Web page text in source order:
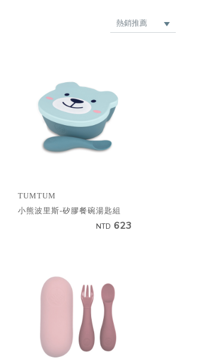
最新上架
熱銷推薦
品牌
價格低 → 高
價格高 → 低
TUMTUM
小熊波里斯-矽膠餐碗湯匙組
NTD 623